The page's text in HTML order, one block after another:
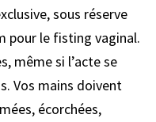
sous réserve
pour le fisting vaginal.
même si l’acte se
Vos mains doivent
écorchées,